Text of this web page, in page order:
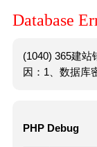
Database
(1040) 365建站
因：1、数据库
PHP Debug